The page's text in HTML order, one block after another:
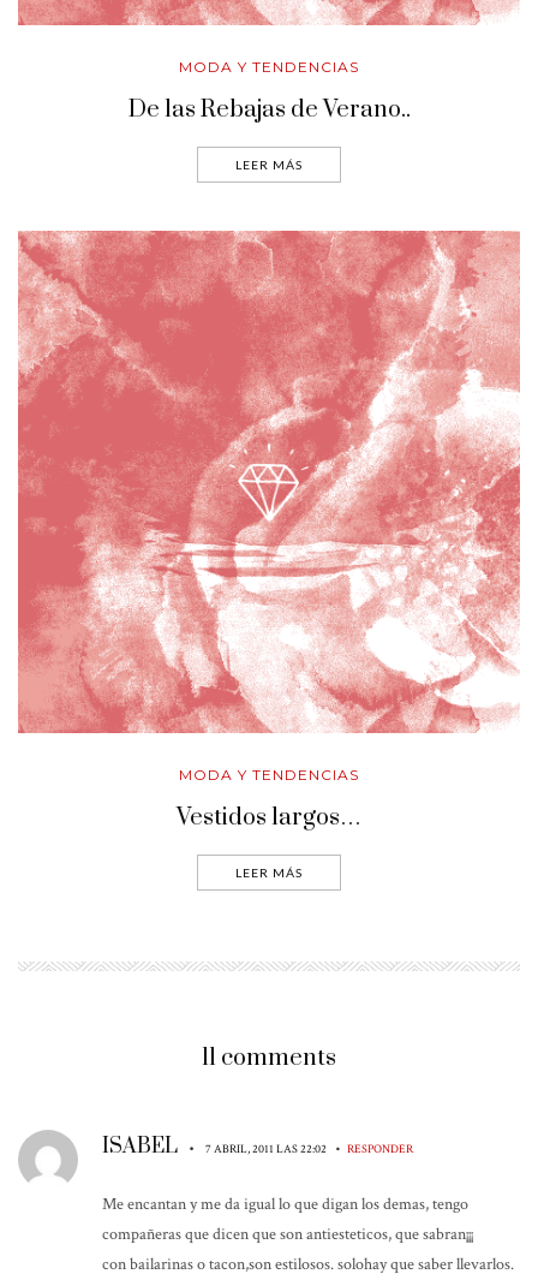
MODA Y TENDENCIAS
De las Rebajas de Verano..
LEER MÁS
MODA Y TENDENCIAS
Vestidos largos…
LEER MÁS
11 comments
ISABEL • 7 ABRIL, 2011 LAS 22:02 • RESPONDER
Me encantan y me da igual lo que digan los demas, tengo
compañeras que dicen que son antiesteticos, que sabran¡¡¡
con bailarinas o tacon,son estilosos. solohay que saber llevarlos.